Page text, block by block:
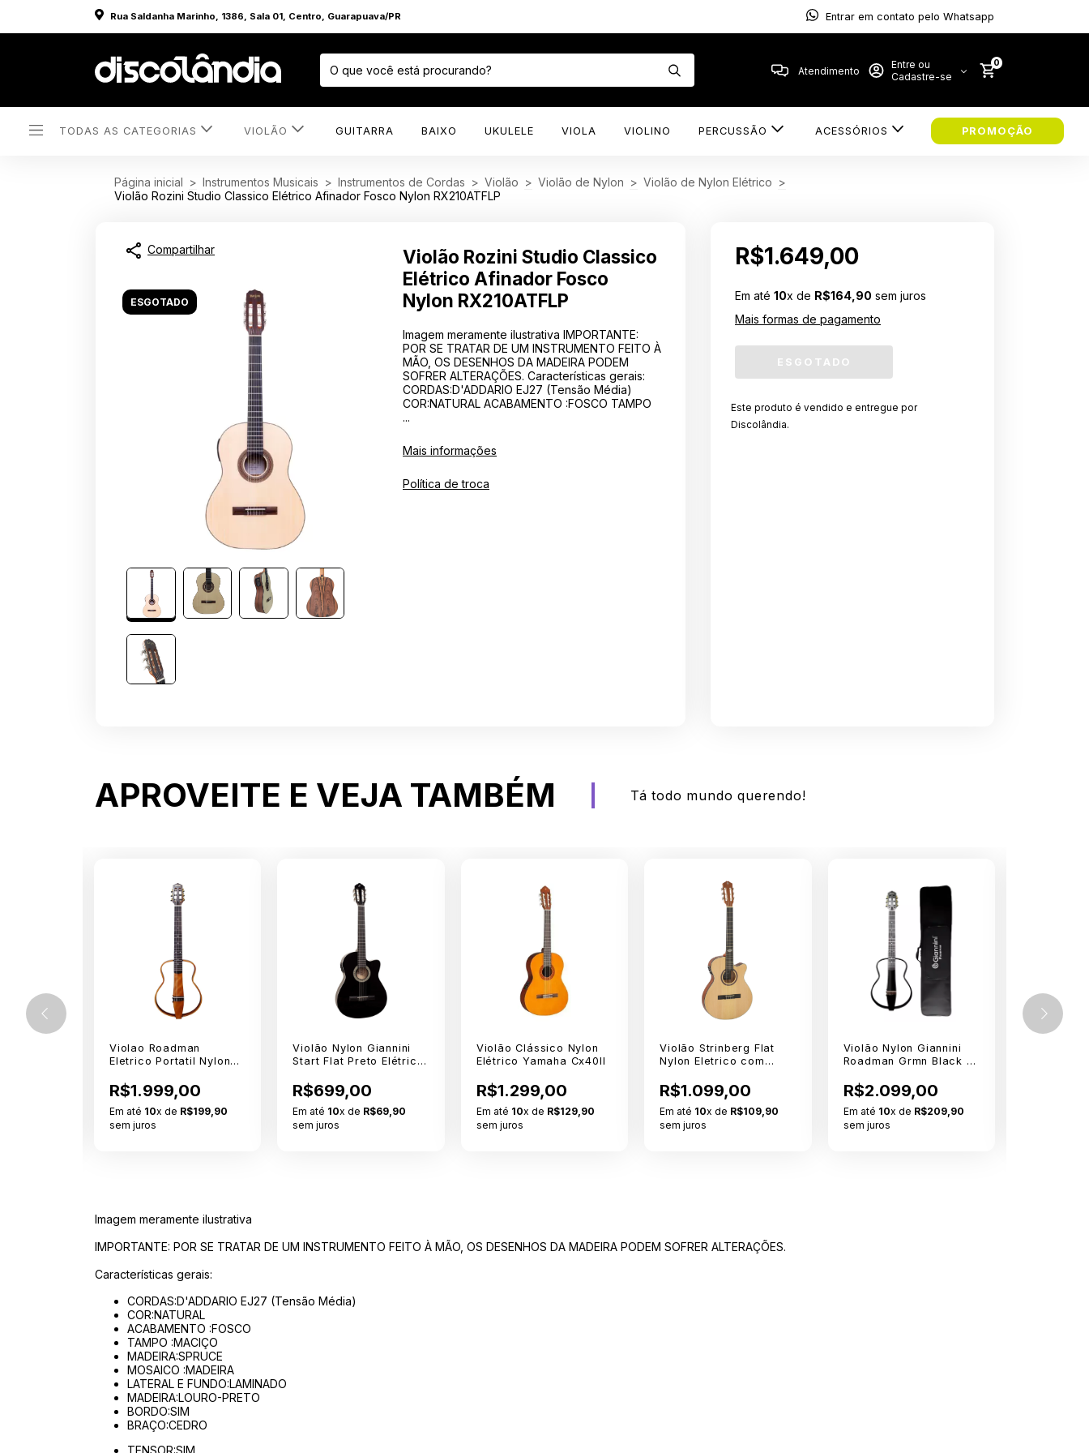
Rua Saldanha Marinho, 1386, Sala 01, Centro, Guarapuava/PR Entrar em contato pelo Whatsapp
Atendimento
Entre ou
Cadastre-se
0
TODAS AS CATEGORIAS VIOLÃO GUITARRA BAIXO UKULELE VIOLA VIOLINO PERCUSSÃO ACESSÓRIOS PROMOÇÃO
Página inicial > Instrumentos Musicais > Instrumentos de Cordas > Violão > Violão de Nylon > Violão de Nylon Elétrico >
Violão Rozini Studio Classico Elétrico Afinador Fosco Nylon RX210ATFLP
Compartilhar
ESGOTADO
Violão Rozini Studio Classico
Elétrico Afinador Fosco
Nylon RX210ATFLP
Imagem meramente ilustrativa IMPORTANTE:
POR SE TRATAR DE UM INSTRUMENTO FEITO À
MÃO, OS DESENHOS DA MADEIRA PODEM
SOFRER ALTERAÇÕES. Características gerais:
CORDAS:D'ADDARIO EJ27 (Tensão Média)
COR:NATURAL ACABAMENTO :FOSCO TAMPO
...
Mais informações
Política de troca
R$1.649,00
Em até 10x de R$164,90 sem juros
Mais formas de pagamento
Este produto é vendido e entregue por
Discolândia.
APROVEITE E VEJA TAMBÉM Tá todo mundo querendo!
Violao Roadman
Eletrico Portatil Nylon
R$1.999,00
Em até 10x de R$199,90
sem juros
Violão Nylon Giannini
Start Flat Preto Elétrico
NF14CEQBK
R$699,00
Em até 10x de R$69,90
sem juros
Violão Clássico Nylon
Elétrico Yamaha Cx40ll
R$1.299,00
Em até 10x de R$129,90
sem juros
Violão Strinberg Flat
Nylon Eletrico com
R$1.099,00
Em até 10x de R$109,90
sem juros
Violão Nylon Giannini
Roadman Grmn Black c/
R$2.099,00
Em até 10x de R$209,90
sem juros
Imagem meramente ilustrativa
IMPORTANTE: POR SE TRATAR DE UM INSTRUMENTO FEITO À MÃO, OS DESENHOS DA MADEIRA PODEM SOFRER ALTERAÇÕES.
Características gerais:
CORDAS:D'ADDARIO EJ27 (Tensão Média)
COR:NATURAL
ACABAMENTO :FOSCO
TAMPO :MACIÇO
MADEIRA:SPRUCE
MOSAICO :MADEIRA
LATERAL E FUNDO:LAMINADO
MADEIRA:LOURO-PRETO
BORDO:SIM
BRAÇO:CEDRO
TENSOR:SIM